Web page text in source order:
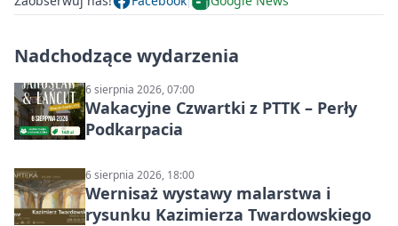
Nadchodzące wydarzenia
6 sierpnia 2026, 07:00
Wakacyjne Czwartki z PTTK – Perły
Podkarpacia
6 sierpnia 2026, 18:00
Wernisaż wystawy malarstwa i
rysunku Kazimierza Twardowskiego